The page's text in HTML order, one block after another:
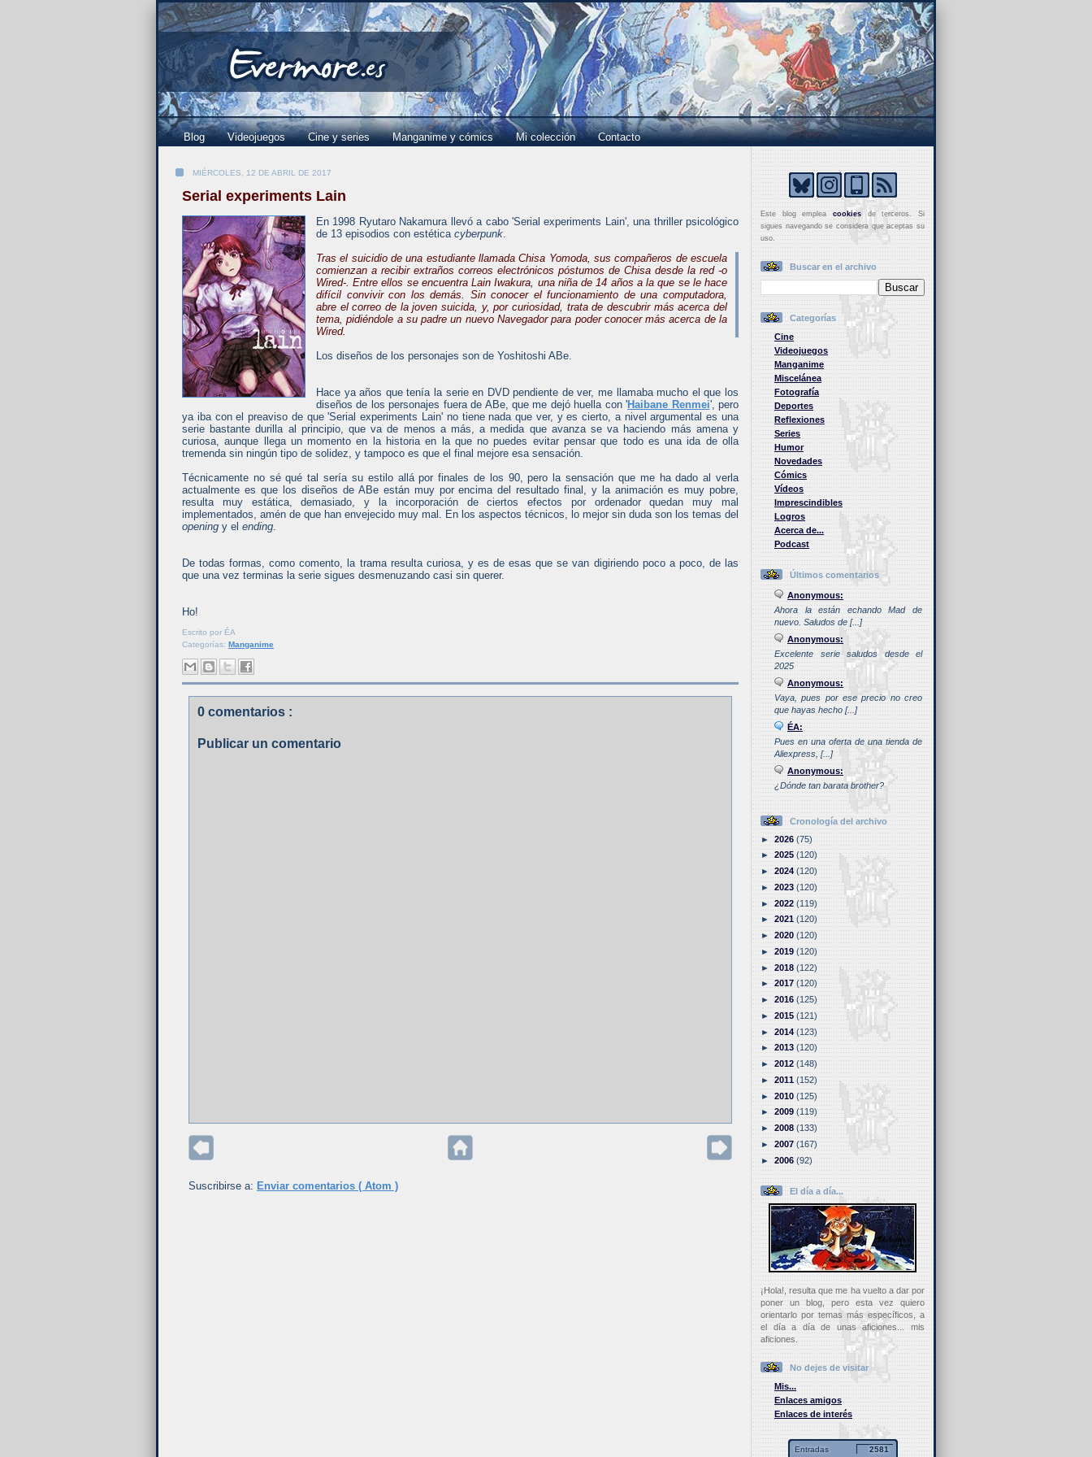
Blog Videojuegos Cine y series Manganime y cómics Mi colección Contacto
MIÉRCOLES, 12 DE ABRIL DE 2017
Serial experiments Lain
En 1998 Ryutaro Nakamura llevó a cabo 'Serial experiments Lain', una thriller psicológico
de 13 episodios con estética cyberpunk.
Tras el suicidio de una estudiante llamada Chisa Yomoda, sus compañeros de escuela
comienzan a recibir extraños correos electrónicos póstumos de Chisa desde la red -o
Wired-. Entre ellos se encuentra Lain Iwakura, una niña de 14 años a la que se le hace
difícil convivir con los demás. Sin conocer el funcionamiento de una computadora,
abre el correo de la joven suicida, y, por curiosidad, trata de descubrir más acerca del
tema, pidiéndole a su padre un nuevo Navegador para poder conocer más acerca de la
Wired.
Los diseños de los personajes son de Yoshitoshi ABe.
Hace ya años que tenía la serie en DVD pendiente de ver, me llamaba mucho el que los
diseños de los personajes fuera de ABe, que me dejó huella con 'Haibane Renmei', pero
ya iba con el preaviso de que 'Serial experiments Lain' no tiene nada que ver, y es cierto, a nivel argumental es una
serie bastante durilla al principio, que va de menos a más, a medida que avanza se va haciendo más amena y
curiosa, aunque llega un momento en la historia en la que no puedes evitar pensar que todo es una ida de olla
tremenda sin ningún tipo de solidez, y tampoco es que el final mejore esa sensación.
Técnicamente no sé qué tal sería su estilo allá por finales de los 90, pero la sensación que me ha dado al verla
actualmente es que los diseños de ABe están muy por encima del resultado final, y la animación es muy pobre,
resulta muy estática, demasiado, y la incorporación de ciertos efectos por ordenador quedan muy mal
implementados, amén de que han envejecido muy mal. En los aspectos técnicos, lo mejor sin duda son los temas del
opening y el ending.
De todas formas, como comento, la trama resulta curiosa, y es de esas que se van digiriendo poco a poco, de las
que una vez terminas la serie sigues desmenuzando casi sin querer.
Ho!
Escrito por ÉA
Categorías: Manganime
0 comentarios :
Publicar un comentario
Suscribirse a: Enviar comentarios ( Atom )
Este blog empleacookies de terceros. Si
sigues navegando se considera que aceptas su
uso.
Buscar en el archivo
Categorías
Cine
Videojuegos
Manganime
Miscelánea
Fotografía
Deportes
Reflexiones
Series
Humor
Novedades
Cómics
Vídeos
Imprescindibles
Logros
Acerca de...
Podcast
Últimos comentarios
Anonymous:
Ahora la están echando Mad de
nuevo. Saludos de [...]
Anonymous:
Excelente serie saludos desde el
2025
Anonymous:
Vaya, pues por ese precio no creo
que hayas hecho [...]
ÉA:
Pues en una oferta de una tienda de
Aliexpress, [...]
Anonymous:
¿Dónde tan barata brother?
Cronología del archivo
►2026(75)
►2025(120)
►2024(120)
►2023(120)
►2022(119)
►2021(120)
►2020(120)
►2019(120)
►2018(122)
►2017(120)
►2016(125)
►2015(121)
►2014(123)
►2013(120)
►2012(148)
►2011(152)
►2010(125)
►2009(119)
►2008(133)
►2007(167)
►2006(92)
El día a día...
¡Hola!, resulta que me ha vuelto a dar por
poner un blog, pero esta vez quiero
orientarlo por temas más específicos, a
el día a día de unas aficiones... mis
aficiones.
No dejes de visitar
Mis...
Enlaces amigos
Enlaces de interés
Entradas 2581